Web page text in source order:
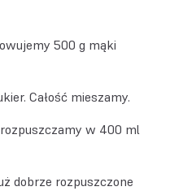
500 g mąki
Całość mieszamy.
rozpuszczamy w 400 ml
dobrze rozpuszczone